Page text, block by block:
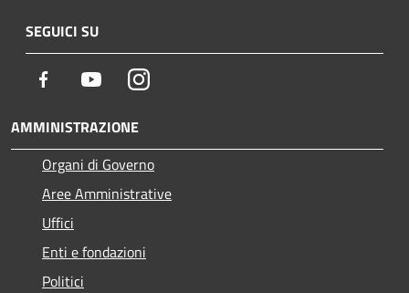
SEGUICI SU
Facebook YoutubeInstagram
AMMINISTRAZIONE
Organi di Governo
Aree Amministrative
Uffici
Enti e fondazioni
Politici